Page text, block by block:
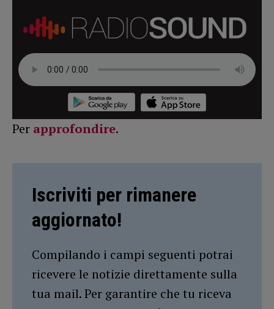
Per approfondire.
Iscriviti per rimanere
aggiornato!
Compilando i campi seguenti potrai
ricevere le notizie direttamente sulla
tua mail. Per garantire che tu riceva